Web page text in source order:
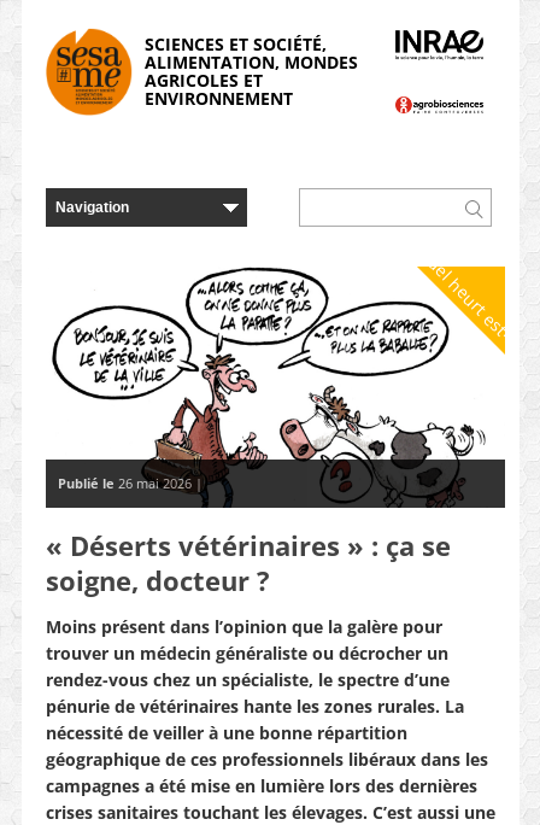
SCIENCES ET SOCIÉTÉ,
ALIMENTATION, MONDES
AGRICOLES ET
ENVIRONNEMENT
Quel heurt est-il ?
Publié le 26 mai 2026 |
« Déserts vétérinaires » : ça se
soigne, docteur ?
Moins présent dans l’opinion que la galère pour
trouver un médecin généraliste ou décrocher un
rendez-vous chez un spécialiste, le spectre d’une
pénurie de vétérinaires hante les zones rurales. La
nécessité de veiller à une bonne répartition
géographique de ces professionnels libéraux dans les
campagnes a été mise en lumière lors des dernières
crises sanitaires touchant les élevages. C’est aussi une